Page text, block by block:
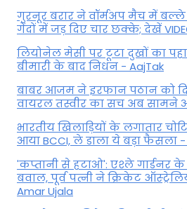
गुरनूर बरार ने वॉर्मअप मैच में
गेंदों में जड़ दिए चार छक्के; देखें
लियोनेल मेसी पर टूटा दुखों का
बीमारी के बाद निधन - AajTak
बाबर आजम ने इरफान पठान को
वायरल तस्वीर का सच अब सामने
भारतीय खिलाड़ियों के लगातार
आया BCCI, ले डाला ये बड़ा फैसला -
'कप्तानी से हटाओ': एश्ले गार्डनर
बवाल, पूर्व पत्नी ने क्रिकेट
Amar Ujala